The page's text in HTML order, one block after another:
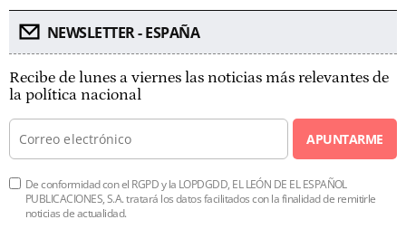
NEWSLETTER - ESPAÑA
Recibe de lunes a viernes las noticias más relevantes de
la política nacional
APUNTARME
De conformidad con el RGPD y la LOPDGDD, EL LEÓN DE EL ESPAÑOL
PUBLICACIONES, S.A. tratará los datos facilitados con la finalidad de remitirle
noticias de actualidad.